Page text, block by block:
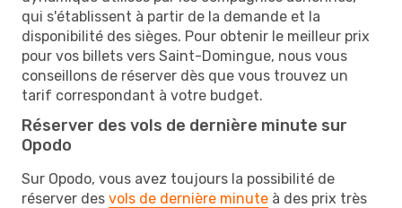
qui s'établissent à partir de la demande et la
disponibilité des sièges. Pour obtenir le meilleur prix
pour vos billets vers Saint-Domingue, nous vous
conseillons de réserver dès que vous trouvez un
tarif correspondant à votre budget.
Réserver des vols de dernière minute sur
Opodo
Sur Opodo, vous avez toujours la possibilité de
réserver des vols de dernière minute à des prix très